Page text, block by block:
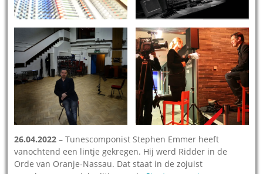
26.04.2022 – Tunescomponist Stephen Emmer heeft
vanochtend een lintje gekregen. Hij werd Ridder in de
Orde van Oranje-Nassau. Dat staat in de zojuist